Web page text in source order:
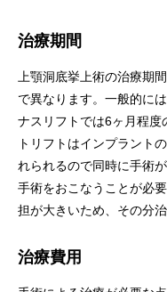
治療期間
上顎洞底挙上術の治療期
で異なります。一般的に
ナスリフトでは6ヶ月程度
トリフトはインプラント
れられるので同時に手術
手術をおこなうことが必
担が大きいため、その分
治療費用